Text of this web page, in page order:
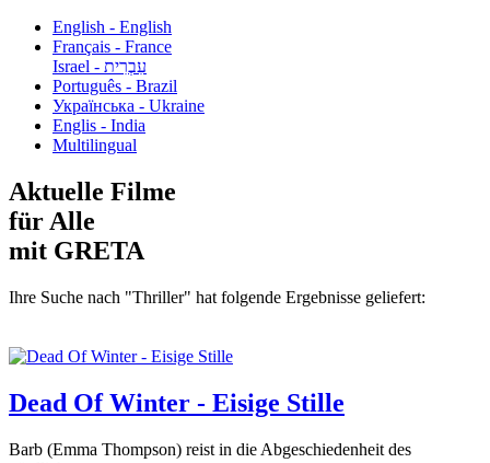
English - English
Français - France
עִבְרִית - Israel
Português - Brazil
Українська - Ukraine
Englis - India
Multilingual
Aktuelle Filme
für Alle
mit GRETA
Ihre Suche nach "Thriller" hat folgende Ergebnisse geliefert:
Dead Of Winter - Eisige Stille
Barb (Emma Thompson) reist in die Abgeschiedenheit des